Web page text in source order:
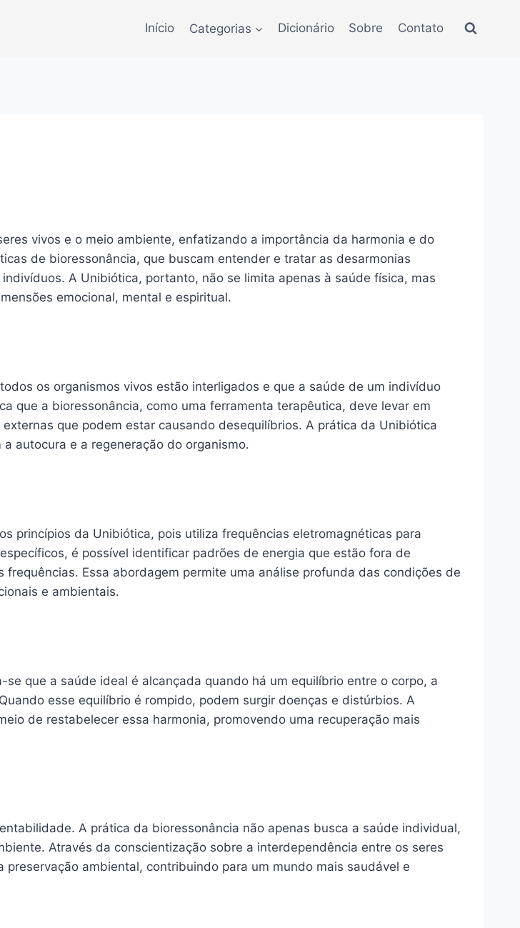
Início Categorias Dicionário Sobre Contato
vivos e o meio ambiente, enfatizando a importância da harmonia e do
de bioressonância, que buscam entender e tratar as desarmonias
A Unibiótica, portanto, não se limita apenas à saúde física, mas
emocional, mental e espiritual.
os organismos vivos estão interligados e que a saúde de um indivíduo
que a bioressonância, como uma ferramenta terapêutica, deve levar em
que podem estar causando desequilíbrios. A prática da Unibiótica
autocura e a regeneração do organismo.
princípios da Unibiótica, pois utiliza frequências eletromagnéticas para
é possível identificar padrões de energia que estão fora de
Essa abordagem permite uma análise profunda das condições de
e ambientais.
que a saúde ideal é alcançada quando há um equilíbrio entre o corpo, a
esse equilíbrio é rompido, podem surgir doenças e distúrbios. A
de restabelecer essa harmonia, promovendo uma recuperação mais
A prática da bioressonância não apenas busca a saúde individual,
Através da conscientização sobre a interdependência entre os seres
ambiental, contribuindo para um mundo mais saudável e